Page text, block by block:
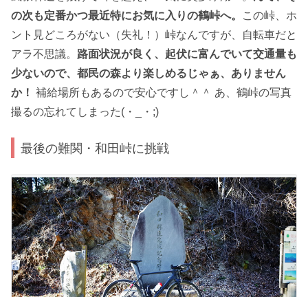
の次も定番かつ最近特にお気に入りの鶴峠へ。
この峠、ホ
ント見どころがない（失礼！）峠なんですが、自転車だと
アラ不思議。 路面状況が良く、起伏に富んでいて交通量も
少ないので、都民の森より楽しめるじゃぁ、ありません
か！ 補給場所もあるので安心ですし＾＾ あ、鶴峠の写真
撮るの忘れてしまった(・_・;)
最後の難関・和田峠に挑戦